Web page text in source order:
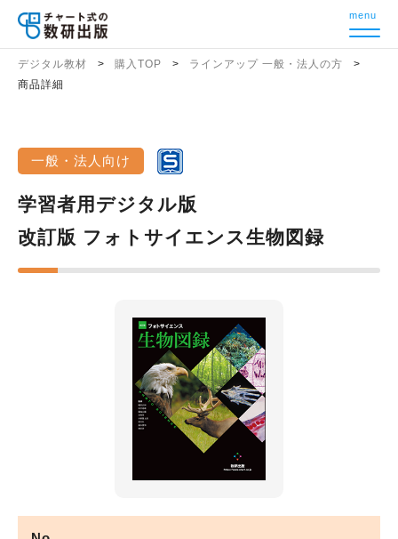
menu
デジタル教材 購入TOP
ラインアップ 一般・法人の方
商品詳細
一般・法人向け
学習者用デジタル版
改訂版 フォトサイエンス生物図録